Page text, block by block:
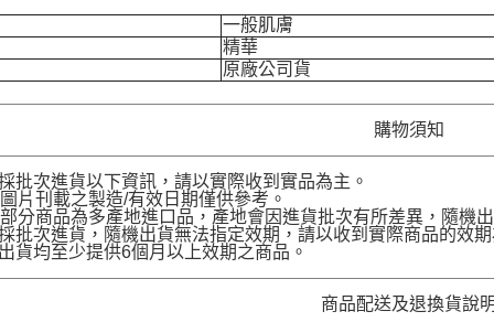
一般肌膚
精華
原廠公司貨
購物須知
批次進貨以下資訊，請以實際收到實品為主。
刊載之製造/有效日期僅供參考。
商品為多產地進口品，產地會因進貨批次有所差異，隨機出
批次進貨，隨機出貨無法指定效期，請以收到實際商品的效期
貨均至少提供6個月以上效期之商品。
商品配送及退換貨說明